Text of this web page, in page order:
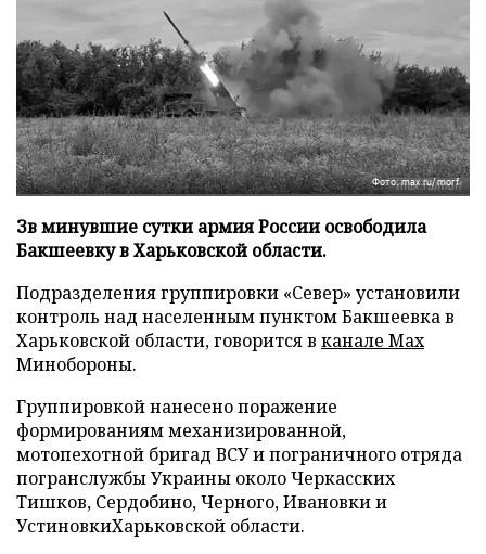
Фото: max.ru/morf
Зв минувшие сутки армия России освободила
Бакшеевку в Харьковской области.
Подразделения группировки «Север» установили
контроль над населенным пунктом Бакшеевка в
Харьковской области, говорится в канале Max
Минобороны.
Группировкой нанесено поражение
формированиям механизированной,
мотопехотной бригад ВСУ и пограничного отряда
погранслужбы Украины около Черкасских
Тишков, Сердобино, Черного, Ивановки и
УстиновкиХарьковской области.